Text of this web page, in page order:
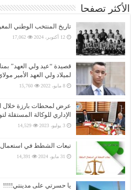
الأكثر تصفحا
تاريخ المنتخب الوطني
12 أكتوبر، 2024 17,062
قصيدة “عيد ولي العهد”
لميلاد ولي العهد الأمير
8 مايو، 2022 15,760
عرض لمحطات بارزة خلال
الإداري للوكالة المستقلة
3 يوليو، 2023 14,529
تبعات الشطط في
31 مايو، 2024 14,391
يا حسرتي على مدينتي!!!!!